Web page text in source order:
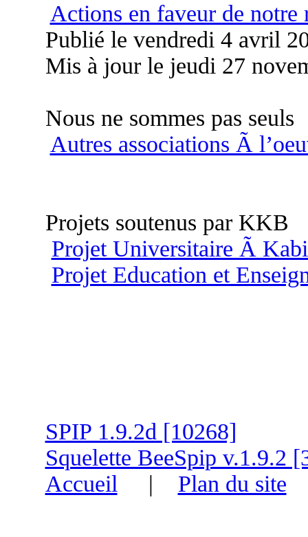
Actions en faveur de
Publié le vendredi 4 avril
Mis à jour le jeudi 27
Nous ne sommes pas seuls
Autres associations Ã
Projets soutenus par KKB
Projet Universitaire Ã
Projet Education et
SPIP 1.9.2d [10268]
Squelette BeeSpip v.1.9.2
Accueil | Plan du site